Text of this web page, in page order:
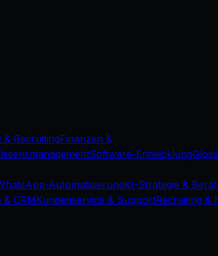
& RecruitingFinanzen &
Software-Entwicklung
AutomatisierungKI-Strategie &
& CRMKundenservice & SupportRecruiting &